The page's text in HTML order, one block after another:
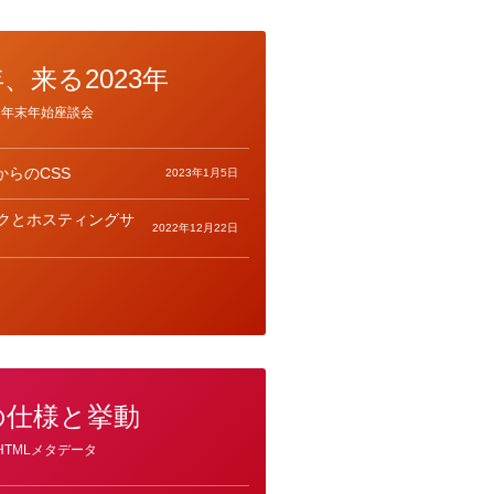
来る2023年
年末年始座談会
らのCSS 2023年1月5日
とホスティングサ 2022年12月22日
様と挙動
メタデータ